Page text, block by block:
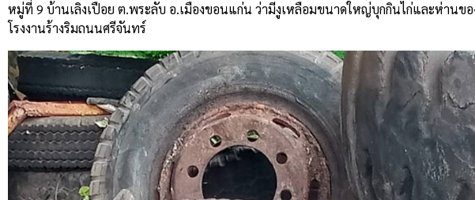
หมู่ที่ 9 บ้านเลิงเปือย ต.พระลับ อ.เมืองขอนแก่น ว่ามีงูเหลือมขนาดใหญ่บุกกินไก่และห่านข
โรงงานร้างริมถนนศรีจันทร์